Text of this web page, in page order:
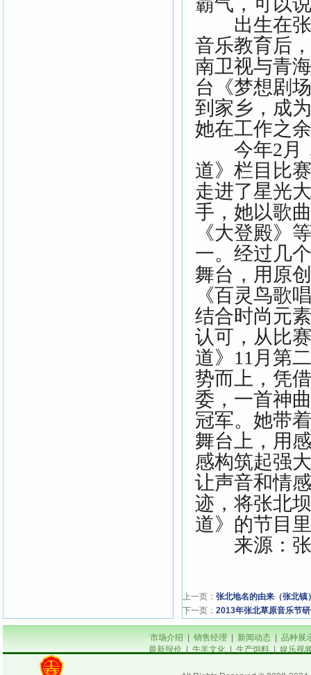
出生在张
音乐教育后
南卫视与青
台《梦想剧
到家乡，成
她在工作之
今年2月，
道》栏目比
走进了星光
手，她以歌
《大登殿》
一。经过几
舞台，用原
《百灵鸟歌
结合时尚元
认可，从比
道》11月第
势而上，凭
委，一首神
冠军。她带
舞台上，用
感构筑起强
让声音和情
迹，将张北
道》的节目
来源：张
上一页： 张北地名的由来（张北镇
下一页： 2013年张北草原音乐节
市场介绍 销售经理 新闻动态| 品种展
最新报价
牛羊文化 生产饲料 娱乐视